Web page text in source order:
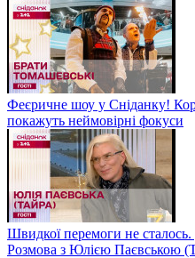
Феєричне шоу у Сніданку!
покажуть неймовірні фокуси
Швидкої перемоги не сталось.
Розмова з Юлією Паєвською